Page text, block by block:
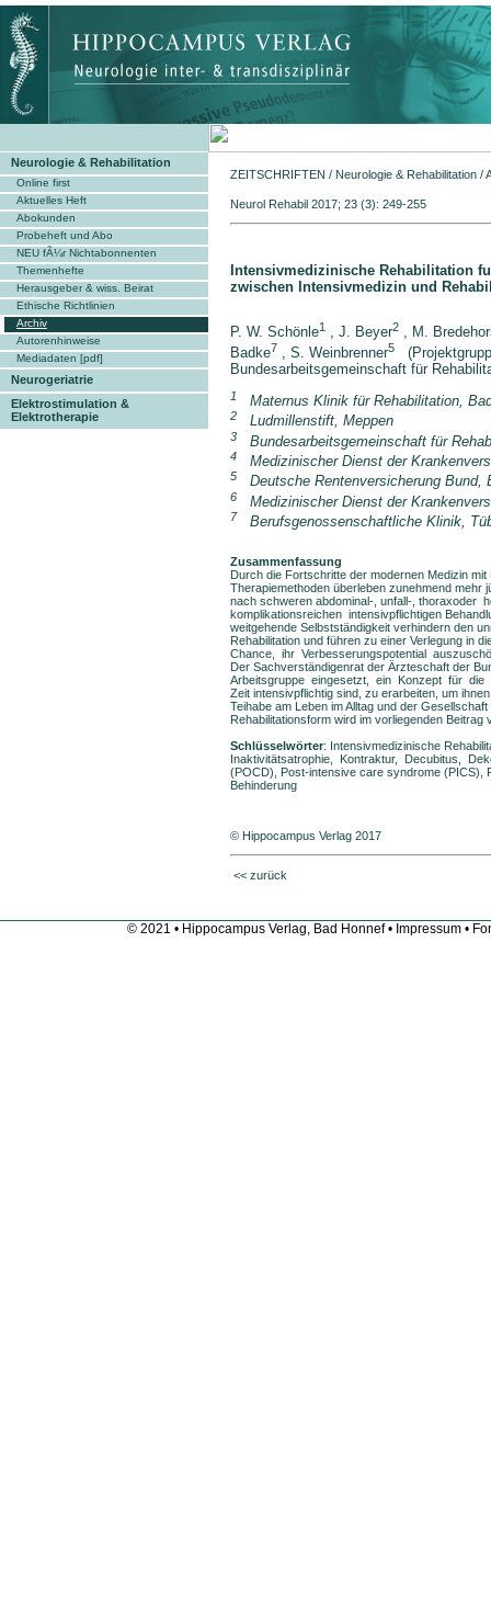
Neurologie & Rehabilitation
Online first
Aktuelles Heft
Abokunden
Probeheft und Abo
NEU fÃ¼r Nichtabonnenten
Themenhefte
Herausgeber & wiss. Beirat
Ethische Richtlinien
Archiv
Autorenhinweise
Mediadaten [pdf]
Neurogeriatrie
Elektrostimulation &
Elektrotherapie
ZEITSCHRIFTEN / Neurologie & Rehabilitation /
Neurol Rehabil 2017;
Intensivmedizinische Rehabilitation
zwischen Intensivmedizin und
P. W. Schönle1 , J. Beyer2 , M.
Badke7 , S. Weinbrenner5
Bundesarbeitsgemeinschaft für
1 Maternus Klinik für Rehabilitation,
2 Ludmillenstift, Meppen
3 Bundesarbeitsgemeinschaft für
4 Medizinischer Dienst der
5 Deutsche Rentenversicherung Bund,
6 Medizinischer Dienst der
7 Berufsgenossenschaftliche Klinik,
Zusammenfassung
Durch die Fortschritte der modernen Medizin
Therapiemethoden überleben zunehmend
nach schweren abdominal-, unfall-,
komplikationsreichen intensivpflichtigen
weitgehende Selbstständigkeit verhindern den
Rehabilitation und führen zu einer Verlegung in
Chance, ihr Verbesserungspotential
Der Sachverständigenrat der Ärzteschaft der
Arbeitsgruppe eingesetzt, ein Konzept für die
Zeit intensivpflichtig sind, zu erarbeiten, um
Teihabe am Leben im Alltag und der
Rehabilitationsform wird im vorliegenden Beitrag
Schlüsselwörter: Intensivmedizinische
Inaktivitätsatrophie, Kontraktur, Decubitus,
(POCD), Post-intensive care syndrome (PICS),
Behinderung
© Hippocampus Verlag 2017
<< zurück
© 2021 • Hippocampus Verlag, Bad Honnef • Impressum •